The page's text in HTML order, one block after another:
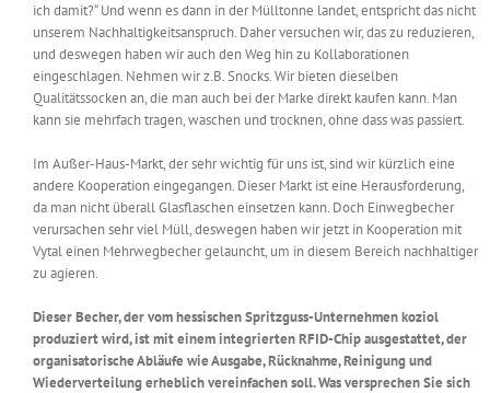
ich damit?“ Und wenn es dann in der Mülltonne landet, entspricht das nicht
unserem Nachhaltigkeitsanspruch. Daher versuchen wir, das zu reduzieren,
und deswegen haben wir auch den Weg hin zu Kollaborationen
eingeschlagen. Nehmen wir z.B. Snocks. Wir bieten dieselben
Qualitätssocken an, die man auch bei der Marke direkt kaufen kann. Man
kann sie mehrfach tragen, waschen und trocknen, ohne dass was passiert.
Im Außer-Haus-Markt, der sehr wichtig für uns ist, sind wir kürzlich eine
andere Kooperation eingegangen. Dieser Markt ist eine Herausforderung,
da man nicht überall Glasflaschen einsetzen kann. Doch Einwegbecher
verursachen sehr viel Müll, deswegen haben wir jetzt in Kooperation mit
Vytal einen Mehrwegbecher gelauncht, um in diesem Bereich nachhaltiger
zu agieren.
Dieser Becher, der vom hessischen Spritzguss-Unternehmen koziol
produziert wird, ist mit einem integrierten RFID-Chip ausgestattet, der
organisatorische Abläufe wie Ausgabe, Rücknahme, Reinigung und
Wiederverteilung erheblich vereinfachen soll. Was versprechen Sie sich